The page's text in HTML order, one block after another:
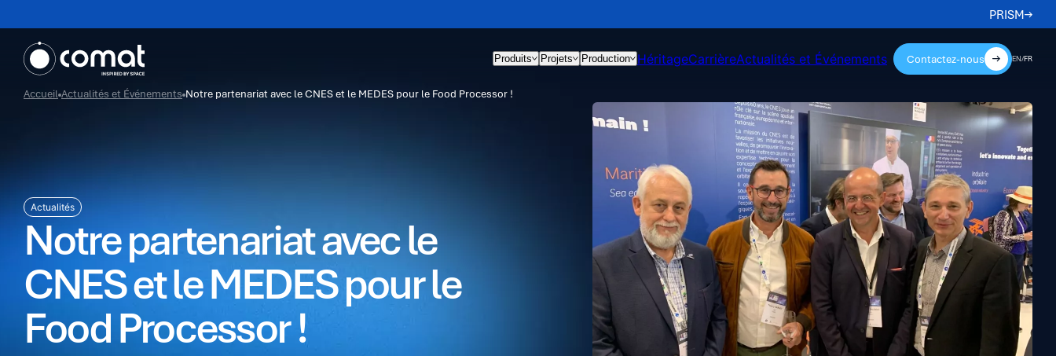
PRISM
Produits Projets Production HéritageCarrièreActualités et Événements Contactez-nous EN/FR
Accueil Actualités et Événements Notre partenariat avec le CNES et le MEDES pour le Food Processor !
Actualités
Notre partenariat avec le
CNES et le MEDES pour le
Food Processor !